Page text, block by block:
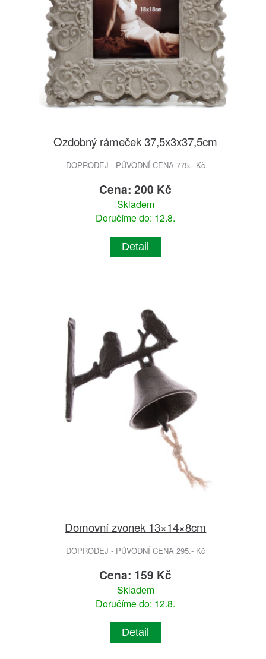
Ozdobný rámeček 37,5x3x37,5cm
DOPRODEJ - PŮVODNÍ CENA 775.- Kč
Cena: 200 Kč
Skladem
Doručíme do: 12.8.
Detail
Domovní zvonek 13×14×8cm
DOPRODEJ - PŮVODNÍ CENA 295.- Kč
Cena: 159 Kč
Skladem
Doručíme do: 12.8.
Detail